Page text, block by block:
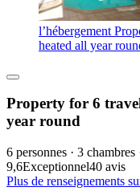
l’hébergement
heated all year
Property for 6
year round
6 personnes · 3 chambres
9,6Exceptionnel40 avis
Plus de renseignements